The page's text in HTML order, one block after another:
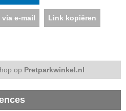
via e-mail Link kopiëren
op Pretparkwinkel.nl